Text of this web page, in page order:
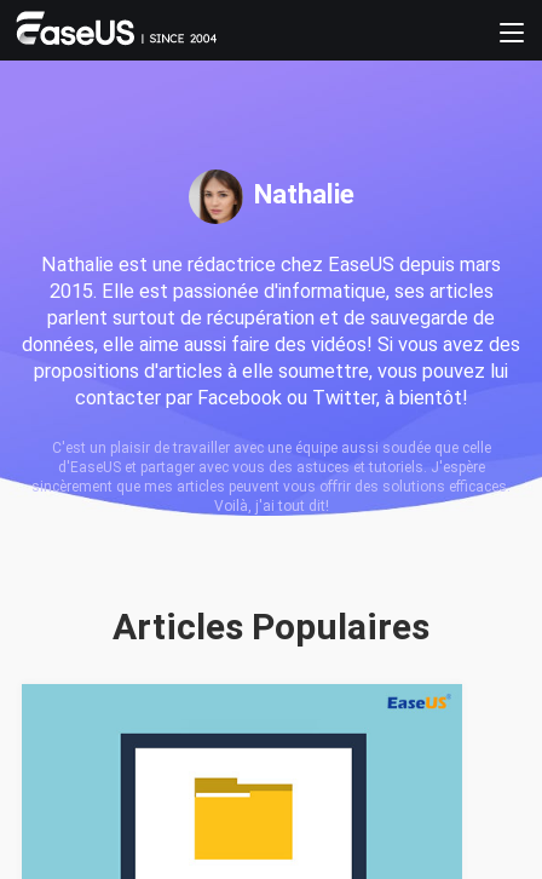
Nathalie
Nathalie est une rédactrice chez EaseUS depuis mars
2015. Elle est passionée d'informatique, ses articles
parlent surtout de récupération et de sauvegarde de
données, elle aime aussi faire des vidéos! Si vous avez des
propositions d'articles à elle soumettre, vous pouvez lui
contacter par Facebook ou Twitter, à bientôt!
C'est un plaisir de travailler avec une équipe aussi soudée que celle
d'EaseUS et partager avec vous des astuces et tutoriels. J'espère
sincèrement que mes articles peuvent vous offrir des solutions efficaces.
Voilà, j'ai tout dit!
Articles Populaires